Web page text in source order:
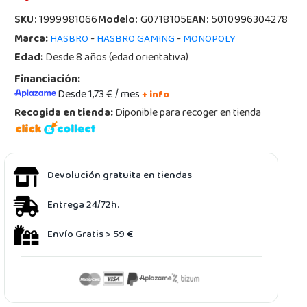
SKU:1999981066Modelo:G0718105EAN:5010996304278
Marca:HASBRO-HASBRO GAMING-MONOPOLY
Edad:Desde 8 años (edad orientativa)
Financiación:
Desde 1,73 € / mes+ info
Recogida en tienda:Diponible para recoger en tienda
Devolución gratuita en tiendas
Entrega 24/72h.
Envío Gratis > 59 €